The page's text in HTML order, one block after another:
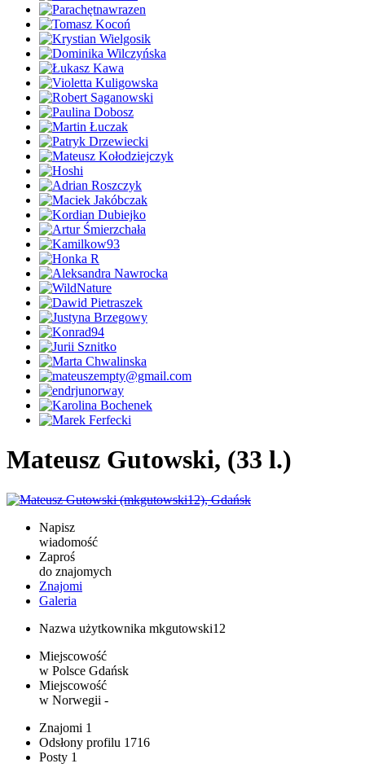
Mateusz Gutowski, (33 l.)
Napisz
wiadomość
Zaproś
do znajomych
Znajomi
Galeria
Nazwa użytkownika mkgutowski12
Miejscowość
w Polsce Gdańsk
Miejscowość
w Norwegii -
Znajomi 1
Odsłony profilu 1716
Posty 1